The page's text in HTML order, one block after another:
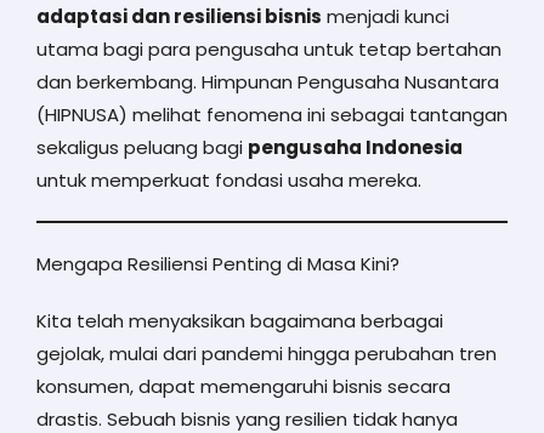
adaptasi dan resiliensi bisnis menjadi kunci
utama bagi para pengusaha untuk tetap bertahan
dan berkembang. Himpunan Pengusaha Nusantara
(HIPNUSA) melihat fenomena ini sebagai tantangan
sekaligus peluang bagi pengusaha Indonesia
untuk memperkuat fondasi usaha mereka.
Mengapa Resiliensi Penting di Masa Kini?
Kita telah menyaksikan bagaimana berbagai
gejolak, mulai dari pandemi hingga perubahan tren
konsumen, dapat memengaruhi bisnis secara
drastis. Sebuah bisnis yang resilien tidak hanya